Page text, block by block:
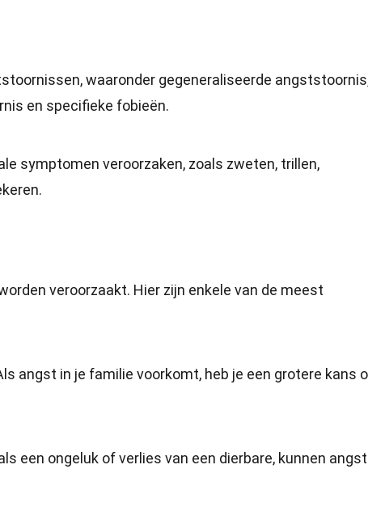
waaronder gegeneraliseerde
en specifieke fobieën.
symptomen veroorzaken, zoals zweten, trillen,
veroorzaakt. Hier zijn enkele van de meest
angst in je familie voorkomt, heb je een grotere kans
een ongeluk of verlies van een dierbare, kunnen angst